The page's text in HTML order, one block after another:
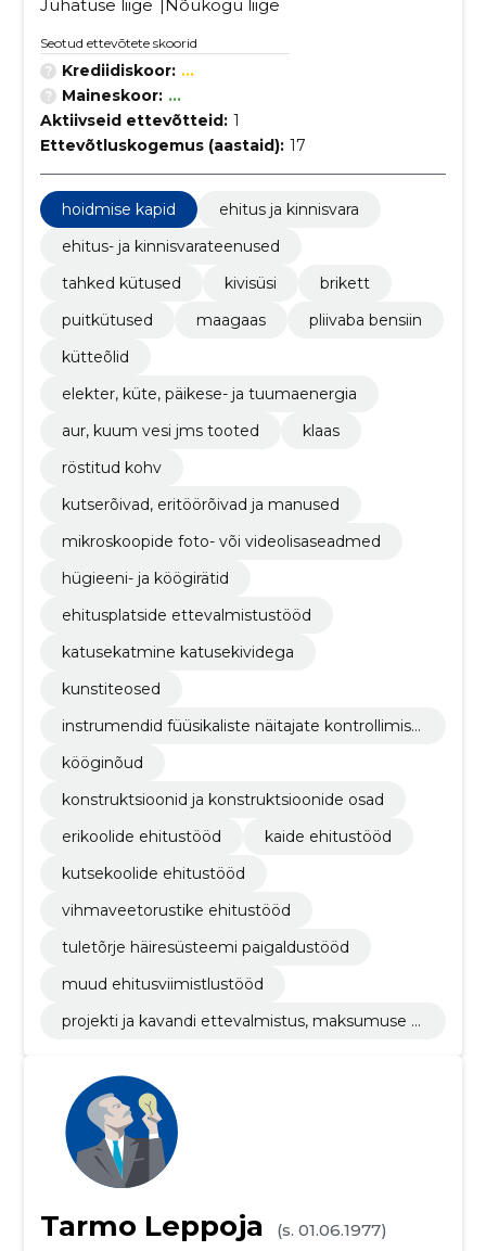
Juhatuse liige Nõukogu liige
Seotud ettevõtete skoorid
Krediidiskoor: ...
Maineskoor: ...
Aktiivseid ettevõtteid: 1
Ettevõtluskogemus (aastaid): 17
hoidmise kapid
ehitus ja kinnisvara
ehitus- ja kinnisvarateenused
tahked kütused
kivisüsi
brikett
puitkütused
maagaas
pliivaba bensiin
kütteõlid
elekter, küte, päikese- ja tuumaenergia
aur, kuum vesi jms tooted
klaas
röstitud kohv
kutserõivad, eritöörõivad ja manused
mikroskoopide foto- või videolisaseadmed
hügieeni- ja köögirätid
ehitusplatside ettevalmistustööd
katusekatmine katusekividega
kunstiteosed
instrumendid füüsikaliste näitajate kontrollimise
kööginõud
konstruktsioonid ja konstruktsioonide osad
erikoolide ehitustööd
kaide ehitustööd
kutsekoolide ehitustööd
vihmaveetorustike ehitustööd
tuletõrje häiresüsteemi paigaldustööd
muud ehitusviimistlustööd
projekti ja kavandi ettevalmistus, maksumuse hi
Tarmo Leppoja
(s. 01.06.1977)